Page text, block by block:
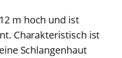
m hoch und ist
Charakteristisch ist
Schlangenhaut